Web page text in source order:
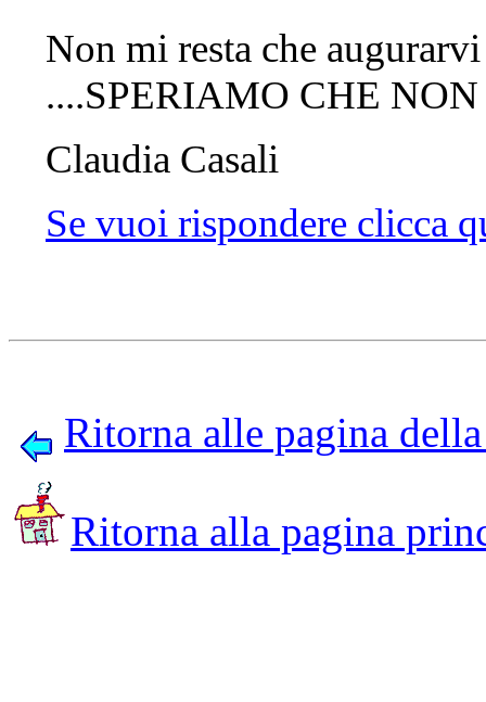
Non mi resta che
....SPERIAMO CHE
Claudia Casali
Se vuoi rispondere clicca
Ritorna alle pagina
Ritorna alla pagina